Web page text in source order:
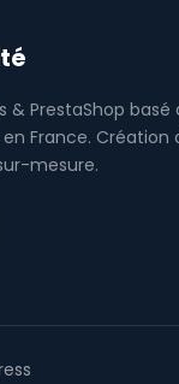
& PrestaShop basé
France. Création
mesure.